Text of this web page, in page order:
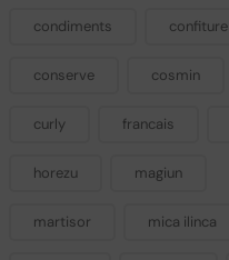
condiments confiture
conserve cosmin
curly francais
horezu magiun
martisor mica ilinca